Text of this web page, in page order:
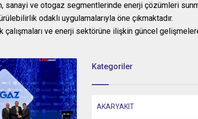
sanayi ve otogaz segmentlerinde enerji çözümleri
odaklı uygulamalarıyla öne çıkmaktadır.
çalışmaları ve enerji sektörüne ilişkin güncel
Kategoriler
AKARYAKIT